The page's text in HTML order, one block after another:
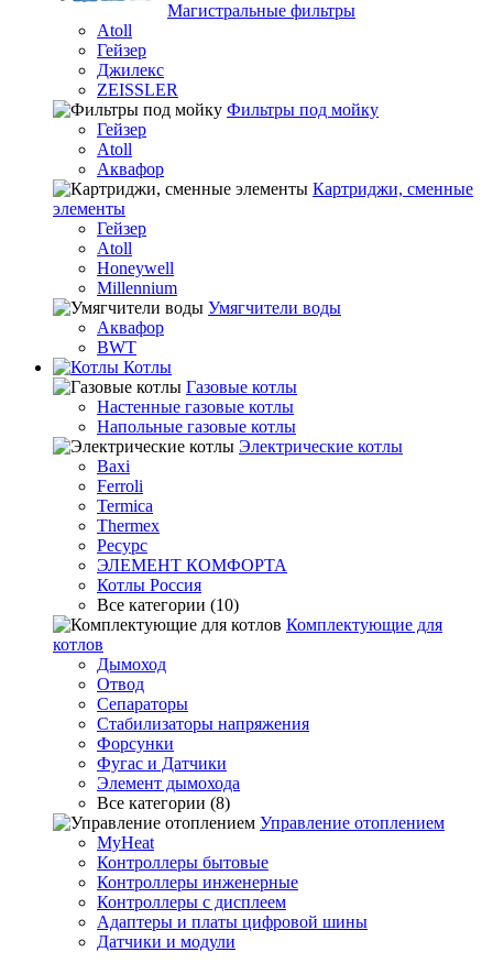
Магистральные фильтры
Atoll
Гейзер
Джилекс
ZEISSLER
Фильтры под мойку
Гейзер
Atoll
Аквафор
Картриджи, сменные
элементы
Гейзер
Atoll
Honeywell
Millennium
Умягчители воды
Аквафор
BWT
Котлы
Гaзовые котлы
Настенные газовые котлы
Напольные газовые котлы
Электрические котлы
Baxi
Ferroli
Termica
Thermex
Ресурс
ЭЛЕМЕНТ КОМФОРТА
Котлы Россия
Все категории (10)
Комплектующие для
котлов
Дымоход
Отвод
Сепараторы
Стабилизаторы напряжения
Форсунки
Фугас и Датчики
Элемент дымохода
Все категории (8)
Управление отоплением
MyHeat
Контроллеры бытовые
Контроллеры инженерные
Контроллеры с дисплеем
Адаптеры и платы цифровой шины
Датчики и модули